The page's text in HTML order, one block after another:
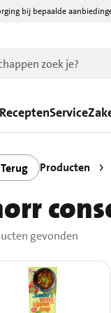
bij bepaalde
ReceptenService
Terug Producten
gevonden